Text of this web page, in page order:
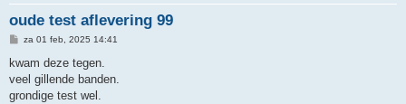
oude test aflevering 99
B
r
c
h
za 01 feb, 2025 14:41
kwam deze tegen.
veel gillende banden.
grondige test wel.